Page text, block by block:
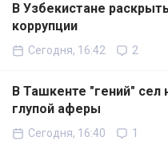
В Узбекистане
коррупции
Сегодня, 16:42 2
В Ташкенте "гений" сел
глупой аферы
Сегодня, 16:40 1